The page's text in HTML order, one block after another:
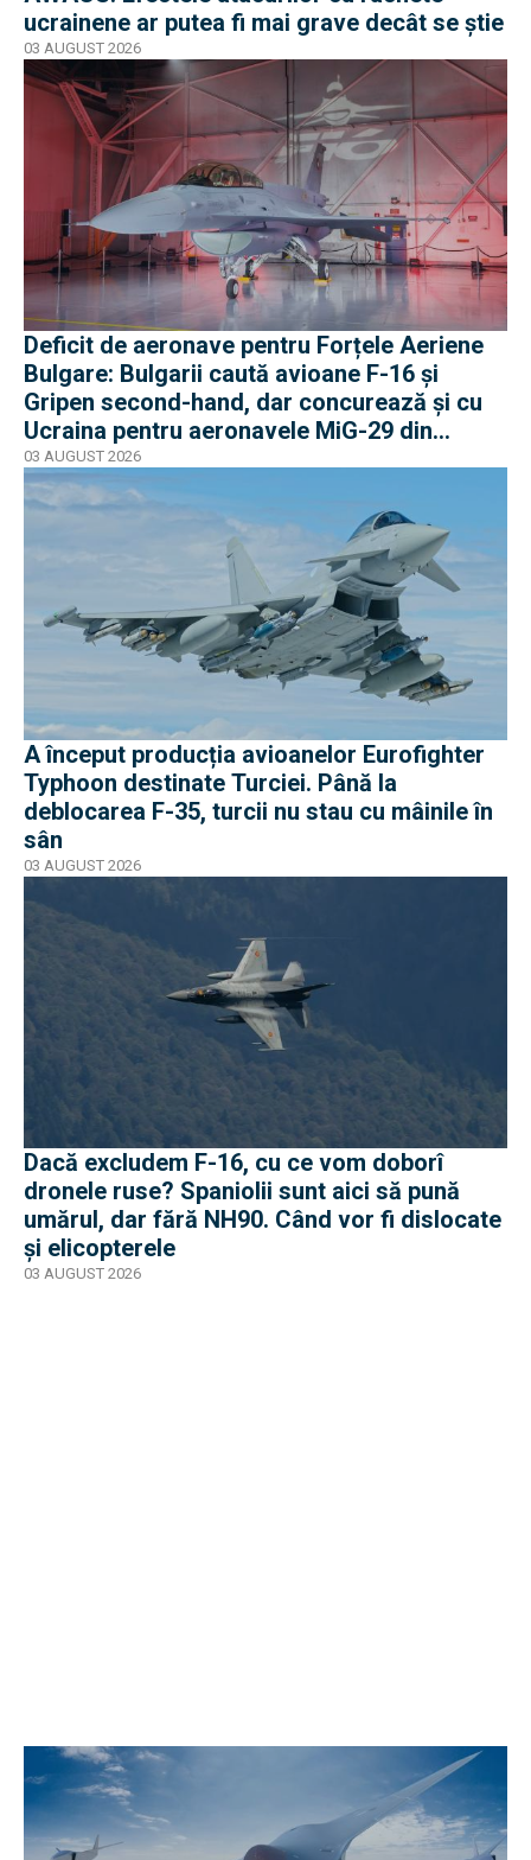
ucrainene ar putea fi mai grave decât se știe
03 AUGUST 2026
Deficit de aeronave pentru Forțele Aeriene
Bulgare: Bulgarii caută avioane F-16 și
Gripen second-hand, dar concurează și cu
Ucraina pentru aeronavele MiG-29 din
Polonia
03 AUGUST 2026
A început producția avioanelor Eurofighter
Typhoon destinate Turciei. Până la
deblocarea F-35, turcii nu stau cu mâinile în
sân
03 AUGUST 2026
Dacă excludem F-16, cu ce vom doborî
dronele ruse? Spaniolii sunt aici să pună
umărul, dar fără NH90. Când vor fi dislocate
și elicopterele
03 AUGUST 2026